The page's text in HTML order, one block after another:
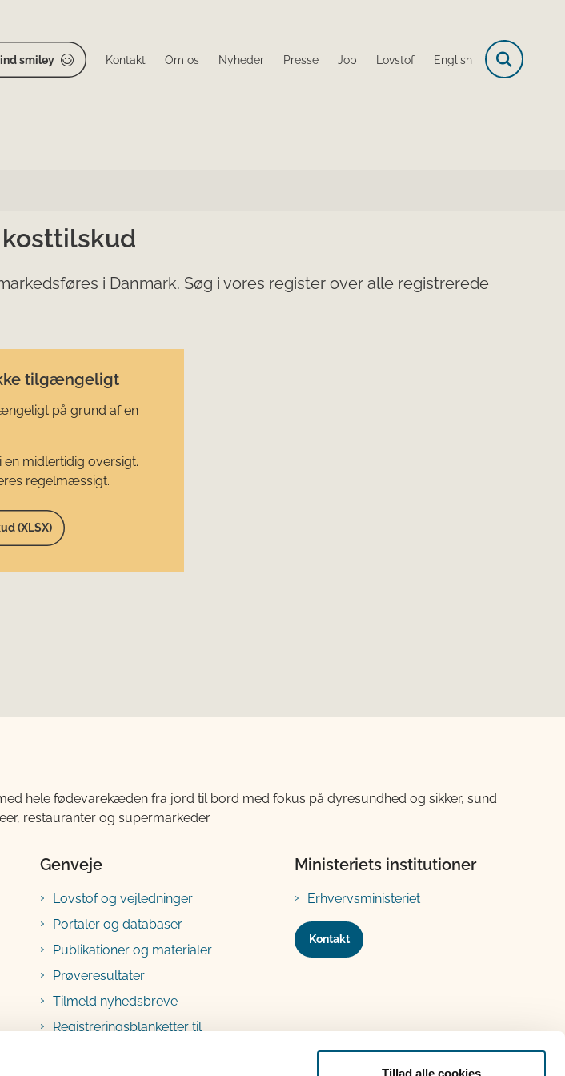
Tillad alle cookies
smiley Kontakt Om os Nyheder Presse Job Lovstof English
i Danmark. Søg i vores register over alle registrerede
tilgængeligt
på grund af en
en midlertidig oversigt.
regelmæssigt.
(XLSX)
hele fødevarekæden fra jord til bord med fokus på dyresundhed og sikker, sund
restauranter og supermarkeder.
Genveje
Lovstof og vejledninger
Portaler og databaser
Publikationer og materialer
Prøveresultater
Tilmeld nyhedsbreve
Registreringsblanketter til
Ministeriets institutioner
Erhvervsministeriet
Kontakt